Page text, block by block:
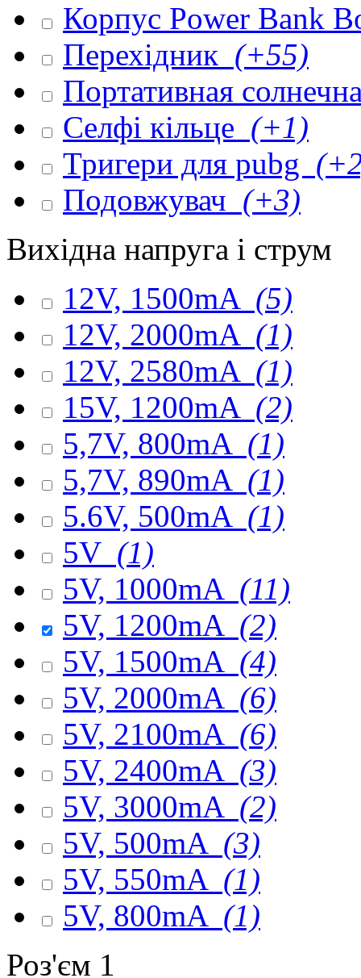
Корпус Power Bank
Перехідник (+55)
Портативная
Селфі кільце (+1)
Тригери для pubg
Подовжувач (+3)
Вихідна напруга і струм
12V, 1500mA (5)
12V, 2000mA (1)
12V, 2580mA (1)
15V, 1200mA (2)
5,7V, 800mA (1)
5,7V, 890mA (1)
5.6V, 500mA (1)
5V (1)
5V, 1000mA (11)
5V, 1200mA (2)
5V, 1500mA (4)
5V, 2000mA (6)
5V, 2100mA (6)
5V, 2400mA (3)
5V, 3000mA (2)
5V, 500mA (3)
5V, 550mA (1)
5V, 800mA (1)
Роз'єм 1